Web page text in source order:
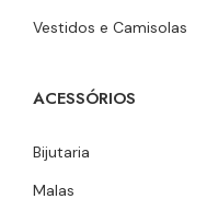
Vestidos e Camisolas
ACESSÓRIOS
Bijutaria
Malas